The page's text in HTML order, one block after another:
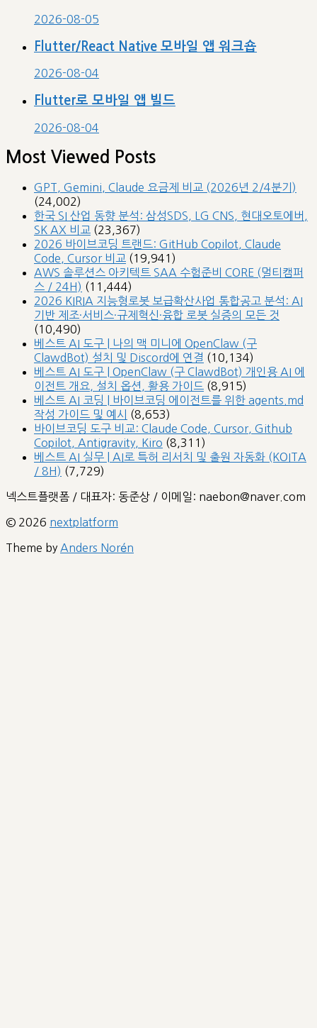
2026-08-05
Flutter/React Native 모바일 앱 워크숍
2026-08-04
Flutter로 모바일 앱 빌드
2026-08-04
Most Viewed Posts
GPT, Gemini, Claude 요금제 비교 (2026년 2/4분기)
(24,002)
한국 SI 산업 동향 분석: 삼성SDS, LG CNS, 현대오토에버,
SK AX 비교 (23,367)
2026 바이브코딩 트랜드: GitHub Copilot, Claude
Code, Cursor 비교 (19,941)
AWS 솔루션스 아키텍트 SAA 수험준비 CORE (멀티캠퍼
스 / 24H) (11,444)
2026 KIRIA 지능형로봇 보급확산사업 통합공고 분석: AI
기반 제조·서비스·규제혁신·융합 로봇 실증의 모든 것
(10,490)
베스트 AI 도구 | 나의 맥 미니에 OpenClaw (구
ClawdBot) 설치 및 Discord에 연결 (10,134)
베스트 AI 도구 | OpenClaw (구 ClawdBot) 개인용 AI 에
이전트 개요, 설치 옵션, 활용 가이드 (8,915)
베스트 AI 코딩 | 바이브코딩 에이전트를 위한 agents.md
작성 가이드 및 예시
(8,653)
바이브코딩 도구 비교: Claude Code, Cursor, Github
Copilot, Antigravity, Kiro (8,311)
베스트 AI 실무 | AI로 특허 리서치 및 출원 자동화 (KOITA
/ 8H) (7,729)
넥스트플랫폼 / 대표자: 동준상 / 이메일: naebon@naver.com
© 2026 nextplatform
Theme by Anders Norén